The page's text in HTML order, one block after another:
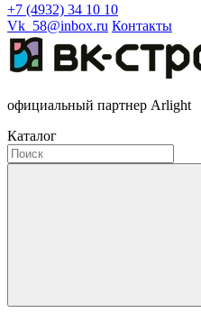
+7 (4932) 34 10 10
Vk_58@inbox.ru Контакты
официальный партнер Arlight
Каталог